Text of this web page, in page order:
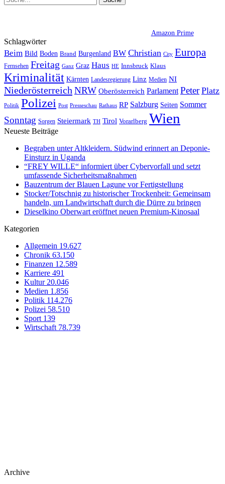
Amazon Prime
Schlagwörter
Beim Bild Boden Brand Burgenland BW Christian City Europa
Fernsehen Freitag Ganz Graz Haus HE Innsbruck Klaus
Kriminalität Kärnten Landesregierung Linz Medien NI
Niederösterreich NRW Oberösterreich Parlament Peter Platz
Politik Polizei Post Presseschau Rathaus RP Salzburg Seiten Sommer
Sonntag Sorgen Steiermark TH Tirol Vorarlberg Wien
Neueste Beiträge
Begraben unter Altkleidern. Südwind erinnert an Deponie-
Einsturz in Uganda
“FREY WILLE“ informiert über Cybervorfall und setzt
umfassende Sicherheitsmaßnahmen
Bauzentrum der Blauen Lagune vor Fertigstellung
Stocker/Totschnig zu historischer Trockenheit: Gemeinsam
handeln, um Landwirtschaft durch die Dürre zu bringen
Dieselkino Oberwart eröffnet neuen Premium-Kinosaal
Kategorien
Allgemein 19.627
Chronik 63.150
Finanzen 12.589
Karriere 491
Kultur 20.046
Medien 1.856
Politik 114.276
Polizei 58.510
Sport 139
Wirtschaft 78.739
Archive